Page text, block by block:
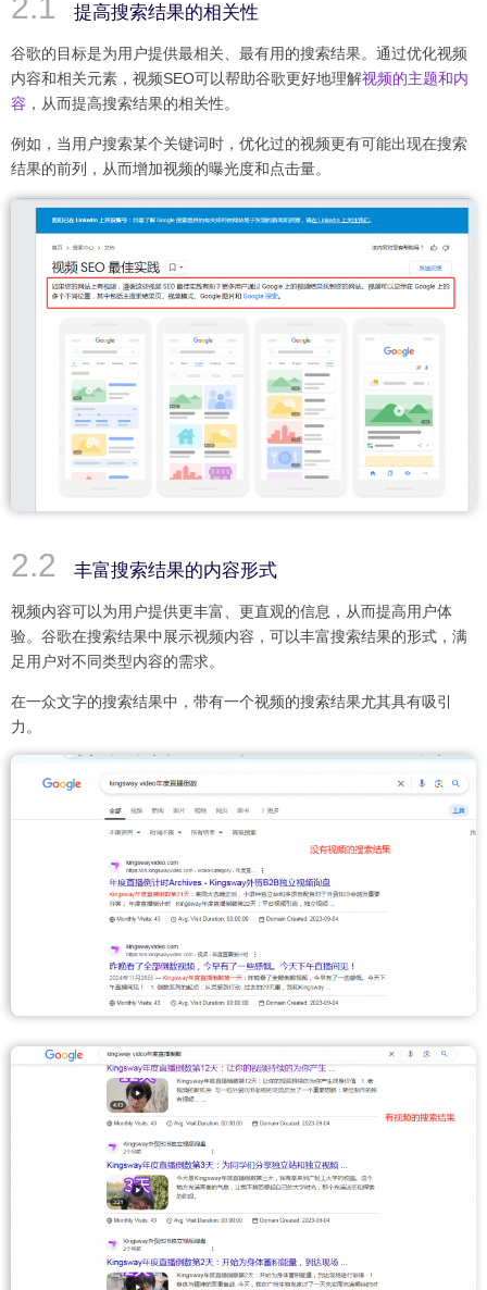
提高搜索结果的相关性
谷歌的目标是为用户提供最相关、最有用的搜索结果。通过优化视频
内容和相关元素，视频SEO可以帮助谷歌更好地理解视频的主题和内
容 ，从而提高搜索结果的相关性。
例如，当用户搜索某个关键词时，优化过的视频更有可能出现在搜索
结果的前列，从而增加视频的曝光度和点击量。
丰富搜索结果的内容形式
视频内容可以为用户提供更丰富、更直观的信息，从而提高用户体
验。谷歌在搜索结果中展示视频内容，可以丰富搜索结果的形式，满
足用户对不同类型内容的需求。
在一众文字的搜索结果中，带有一个视频的搜索结果尤其具有吸引
力。